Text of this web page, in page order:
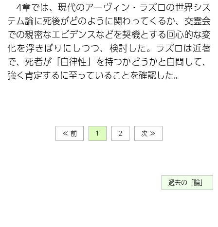
4章では、現代のアーヴィン・ラズロの世界シス
テム論に死後がどのように関わってくるか、交霊会
での親密なエビデンスなどを契機とする回心的な変
化を浮きぼりにしつつ、検討した。ラズロは近著
で、死者が「自律性」を持つかどうかと自問して、
強く肯定するに至っていることを確認した。
≪ 前 1 2 次 ≫
過去の「論」